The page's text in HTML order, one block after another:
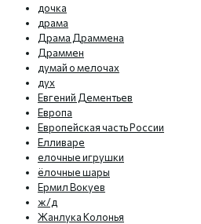
дочка
драма
Драма Драммена
Драммен
думай о мелочах
дух
Евгений Дементьев
Европа
Европейская часть России
Елливаре
елочные игрушки
ёлочные шары
Ермил Вокуев
ж/д
Жанлука Колонья